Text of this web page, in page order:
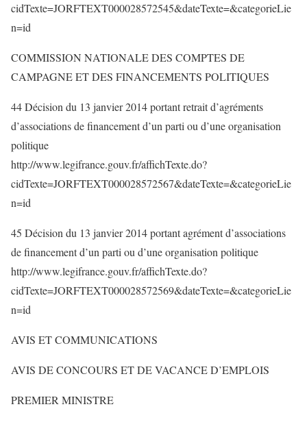
cidTexte=JORFTEXT000028572545&dateTexte=&categorieLie
n=id
COMMISSION NATIONALE DES COMPTES DE
CAMPAGNE ET DES FINANCEMENTS POLITIQUES
44 Décision du 13 janvier 2014 portant retrait d’agréments
d’associations de financement d’un parti ou d’une organisation
politique
http://www.legifrance.gouv.fr/affichTexte.do?
cidTexte=JORFTEXT000028572567&dateTexte=&categorieLie
n=id
45 Décision du 13 janvier 2014 portant agrément d’associations
de financement d’un parti ou d’une organisation politique
http://www.legifrance.gouv.fr/affichTexte.do?
cidTexte=JORFTEXT000028572569&dateTexte=&categorieLie
n=id
AVIS ET COMMUNICATIONS
AVIS DE CONCOURS ET DE VACANCE D’EMPLOIS
PREMIER MINISTRE